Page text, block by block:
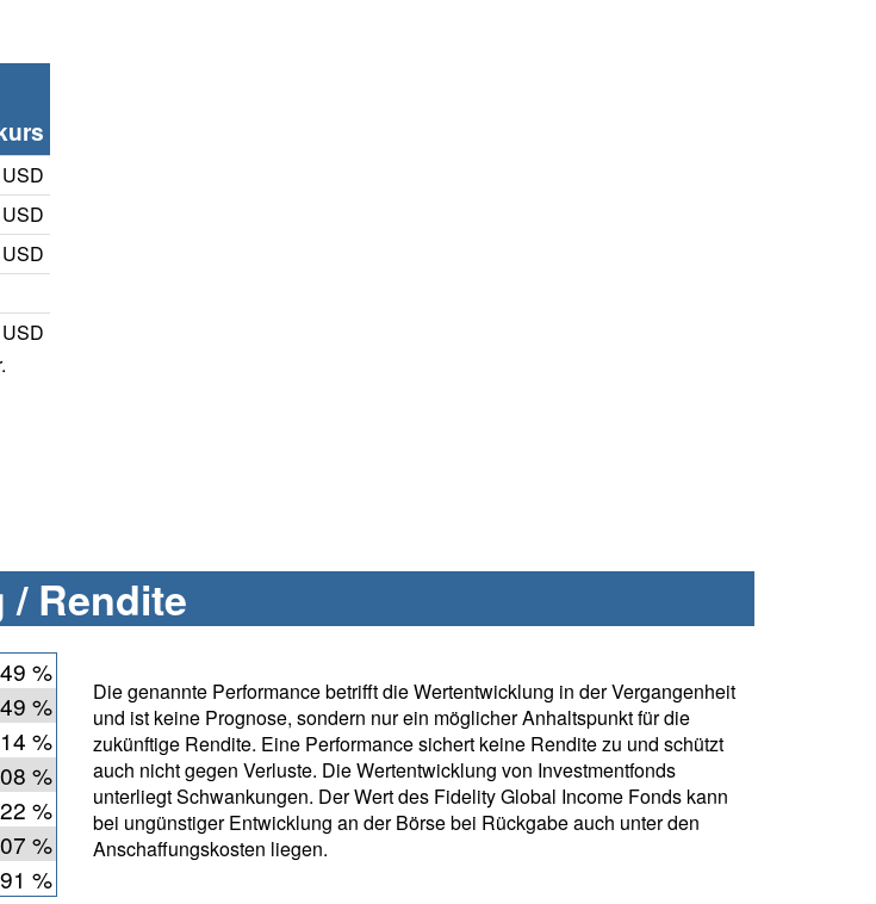
Rendite
%
%
%
%
%
%
%
Die genannte Performance betrifft die Wertentwicklung in der Vergangenheit
und ist keine Prognose, sondern nur ein möglicher Anhaltspunkt für die
zukünftige Rendite. Eine Performance sichert keine Rendite zu und schützt
auch nicht gegen Verluste. Die Wertentwicklung von Investmentfonds
unterliegt Schwankungen. Der Wert des Fidelity Global Income Fonds kann
bei ungünstiger Entwicklung an der Börse bei Rückgabe auch unter den
Anschaffungskosten liegen.